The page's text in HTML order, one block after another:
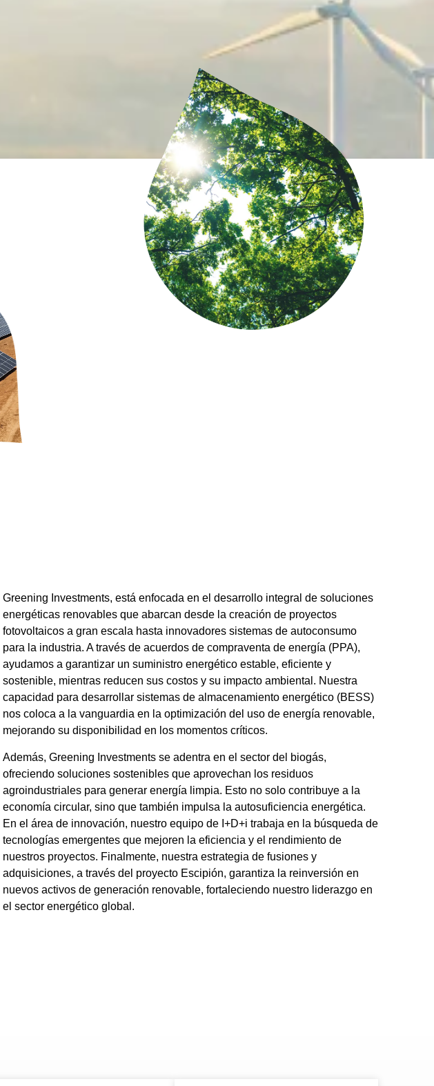
Greening Investments, está enfocada en el desarrollo integral de soluciones
energéticas renovables que abarcan desde la creación de proyectos
fotovoltaicos a gran escala hasta innovadores sistemas de autoconsumo
para la industria. A través de acuerdos de compraventa de energía (PPA),
ayudamos a garantizar un suministro energético estable, eficiente y
sostenible, mientras reducen sus costos y su impacto ambiental. Nuestra
capacidad para desarrollar sistemas de almacenamiento energético (BESS)
nos coloca a la vanguardia en la optimización del uso de energía renovable,
mejorando su disponibilidad en los momentos críticos.
Además, Greening Investments se adentra en el sector del biogás,
ofreciendo soluciones sostenibles que aprovechan los residuos
agroindustriales para generar energía limpia. Esto no solo contribuye a la
economía circular, sino que también impulsa la autosuficiencia energética.
En el área de innovación, nuestro equipo de I+D+i trabaja en la búsqueda de
tecnologías emergentes que mejoren la eficiencia y el rendimiento de
nuestros proyectos. Finalmente, nuestra estrategia de fusiones y
adquisiciones, a través del proyecto Escipión, garantiza la reinversión en
nuevos activos de generación renovable, fortaleciendo nuestro liderazgo en
el sector energético global.